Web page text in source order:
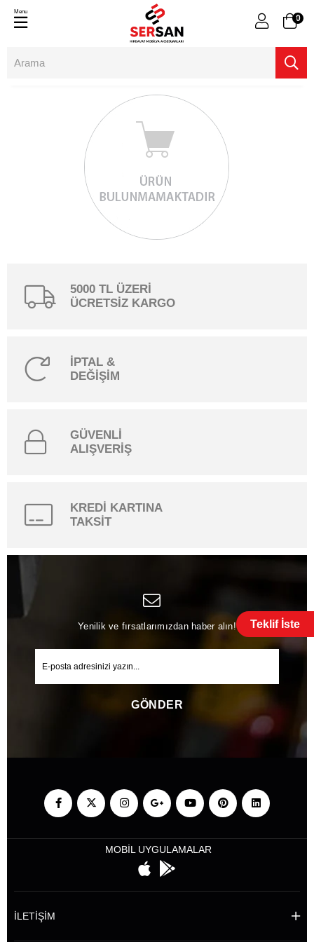
Teklif İste
0
Menu
5000 TL ÜZERİ
ÜCRETSİZ KARGO
İPTAL &
DEĞİŞİM
GÜVENLİ
ALIŞVERİŞ
KREDİ KARTINA
TAKSİT
Yenilik ve fırsatlarımızdan haber alın!
GÖNDER
MOBİL UYGULAMALAR
İLETİŞİM